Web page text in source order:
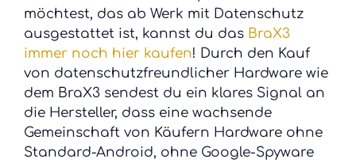
möchtest, das ab Werk mit Datenschutz
ausgestattet ist, kannst du das BraX3
immer noch hier kaufen! Durch den Kauf
von datenschutzfreundlicher Hardware wie
dem BraX3 sendest du ein klares Signal an
die Hersteller, dass eine wachsende
Gemeinschaft von Käufern Hardware ohne
Standard-Android, ohne Google-Spyware